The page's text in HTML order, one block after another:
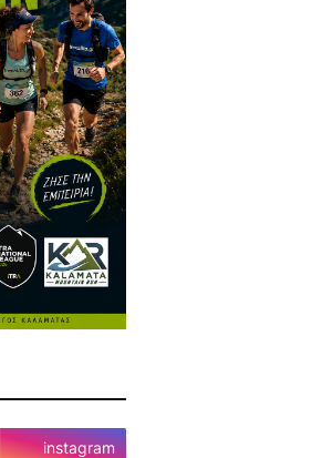
instagram